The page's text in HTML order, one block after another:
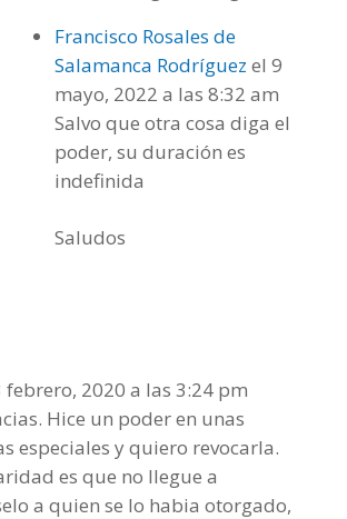
Francisco Rosales de
Salamanca Rodríguez el 9
mayo, 2022 a las 8:32 am
Salvo que otra cosa diga el
poder, su duración es
indefinida
Saludos
febrero, 2020 a las 3:24 pm
Hice un poder en unas
especiales y quiero revocarla.
es que no llegue a
a quien se lo habia otorgado,